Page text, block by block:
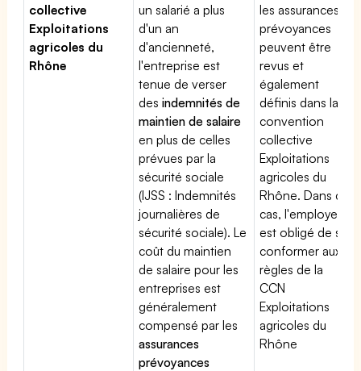
collective
Exploitations
agricoles du
Rhône
un salarié a plus
d'un an
d'ancienneté,
l'entreprise est
tenue de verser
desindemnités de
maintien de salaire
en plus de celles
prévues par la
sécurité sociale
(IJSS : Indemnités
journalières de
sécurité sociale). Le
coût du maintien
de salaire pour les
entreprises est
généralement
compensé par les
assurances
prévoyances
les assurances
prévoyances
peuvent être
revus et
également
définis dans la
convention
collective
Exploitations
agricoles du
Rhône. Dans ce
cas, l'employeur
est obligé de se
conformer aux
règles de la
CCN
Exploitations
agricoles du
Rhône